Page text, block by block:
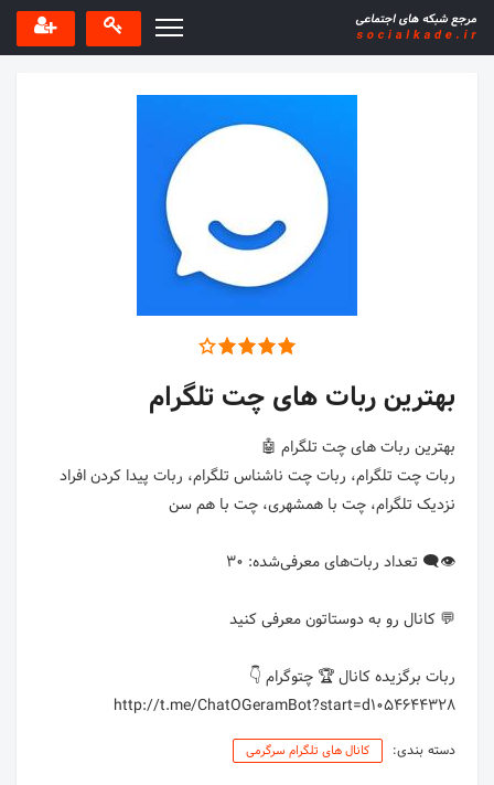
بهترین ربات های چت تلگرام
ربات چت تلگرام، ربات چت ناشناس تلگرام، ربات پیدا کردن افراد
http://t.me/ChatOGeramBot?start=d1054644328
دسته بندی: کانال های تلگرام سرگرمی